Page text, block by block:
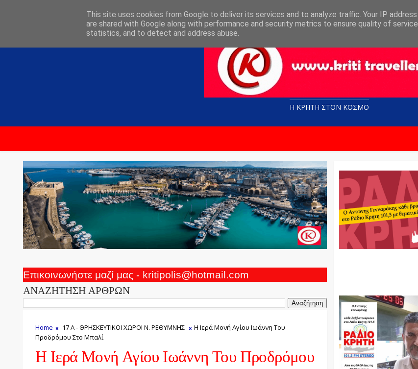
Η ΚΡΗΤΗ ΣΤΟN KOΣΜΟ
Επικοινωνήστε μαζί μας - kritipolis@hotmail.com
ΑΝΑΖΗΤΗΣΗ ΑΡΘΡΩΝ
Home 17 Α - ΘΡΗΣΚΕΥΤΙΚΟΙ ΧΩΡΟΙ Ν. ΡΕΘΥΜΝΗΣ
Η Ιερά Μονή Αγίου Ιωάννη Του
Προδρόμου Στο Μπαλί
Η Ιερά Μονή Αγίου Ιωάννη Του Προδρόμου
This site uses cookies from Google to deliver its services and to analyze traffic. Your IP
are shared with Google along with performance and security metrics to ensure quality of
statistics, and to detect and address abuse.